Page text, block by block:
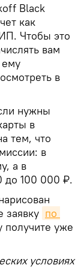
Black
как
Чтобы это
вам
ему
в
нужны
в
тем, что
в
а в
до 100 000 ₽.
заявку по
получите уже
условиях